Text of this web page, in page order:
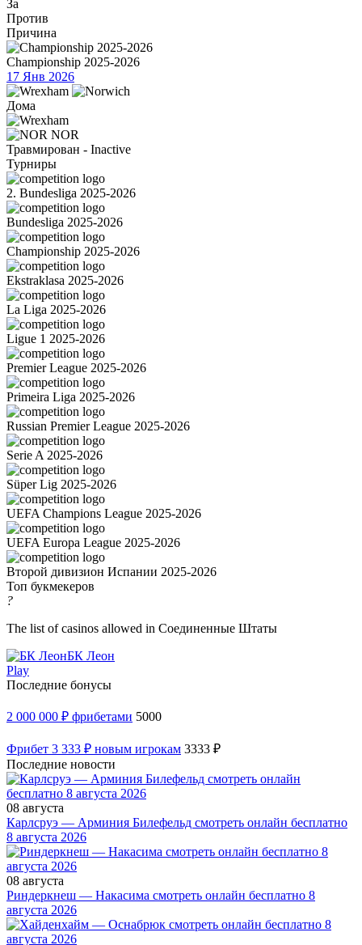
За
Против
Причина
Championship 2025-2026
17 Янв 2026
Дома
NOR
Травмирован - Inactive
Турниры
2. Bundesliga 2025-2026
Bundesliga 2025-2026
Championship 2025-2026
Ekstraklasa 2025-2026
La Liga 2025-2026
Ligue 1 2025-2026
Premier League 2025-2026
Primeira Liga 2025-2026
Russian Premier League 2025-2026
Serie A 2025-2026
Süper Lig 2025-2026
UEFA Champions League 2025-2026
UEFA Europa League 2025-2026
Второй дивизион Испании 2025-2026
Топ букмекеров
?
The list of casinos allowed in Соединенные Штаты
БК Леон
Play
Последние бонусы
2 000 000 ₽ фрибетами 5000
Фрибет 3 333 ₽ новым игрокам 3333 ₽
Последние новости
08 августа
Карлсруэ — Арминия Билефельд смотреть онлайн бесплатно
8 августа 2026
08 августа
Риндеркнеш — Накасима смотреть онлайн бесплатно 8
августа 2026